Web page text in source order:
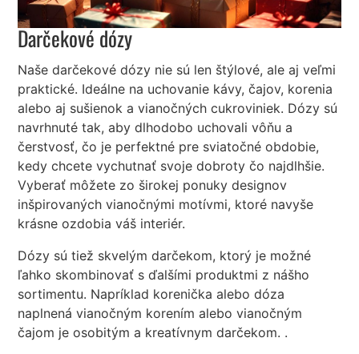
Darčekové dózy
Naše darčekové dózy nie sú len štýlové, ale aj veľmi
praktické. Ideálne na uchovanie kávy, čajov, korenia
alebo aj sušienok a vianočných cukroviniek. Dózy sú
navrhnuté tak, aby dlhodobo uchovali vôňu a
čerstvosť, čo je perfektné pre sviatočné obdobie,
kedy chcete vychutnať svoje dobroty čo najdlhšie.
Vyberať môžete zo širokej ponuky designov
inšpirovaných vianočnými motívmi, ktoré navyše
krásne ozdobia váš interiér.
Dózy sú tiež skvelým darčekom, ktorý je možné
ľahko skombinovať s ďalšími produktmi z nášho
sortimentu. Napríklad korenička alebo dóza
naplnená vianočným korením alebo vianočným
čajom je osobitým a kreatívnym darčekom. .